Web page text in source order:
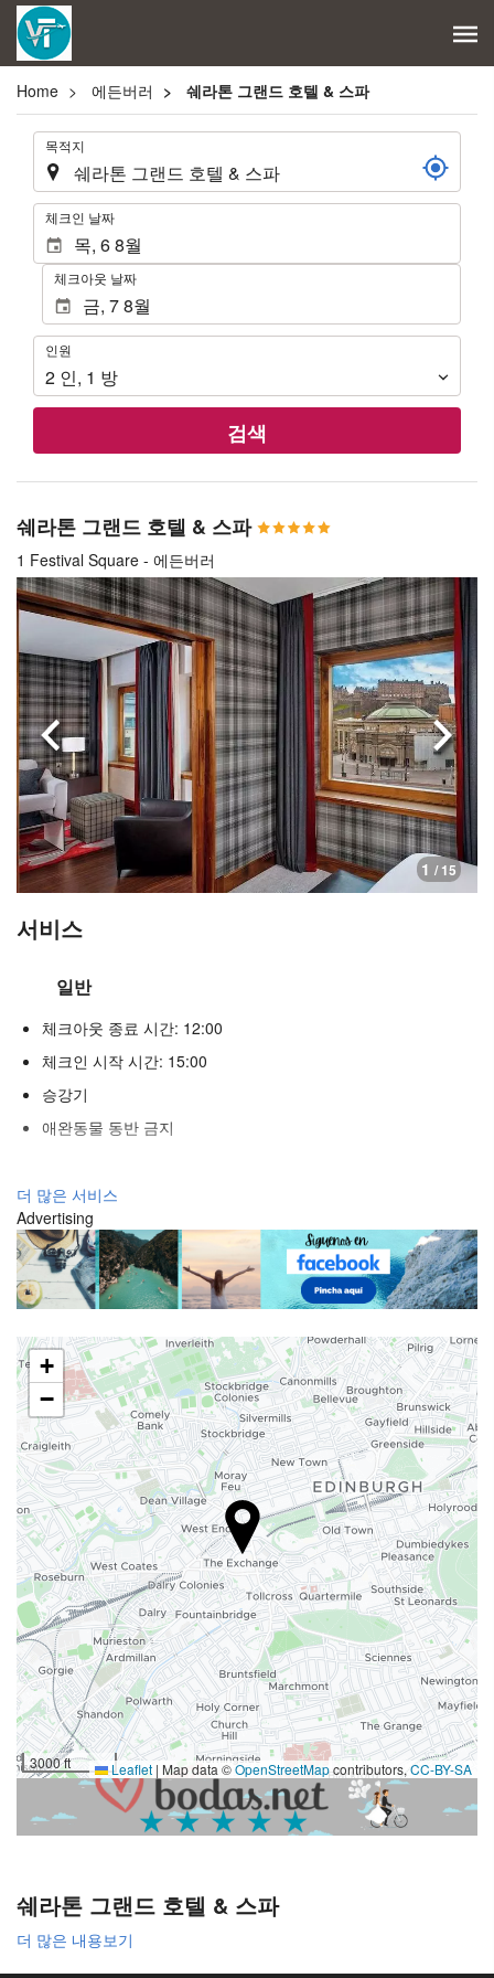
Home 에든버러 쉐라톤 그랜드 호텔 & 스파
. 목적지
. 체크인 날짜
체크아웃 날짜
인
원
인원
2 인, 1 방
검색
쉐라톤 그랜드 호텔 & 스파
1 Festival Square - 에든버러
1 / 15
이전으로 다음
서비스
일반
체크아웃 종료 시간: 12:00
체크인 시작 시간: 15:00
승강기
애완동물 동반 금지
웰니스
스파
터키식 목욕탕
사우나
푸드 & 베버리지
일품요리 레스토랑
바
구내 커피숍
리셉션 서비스
24시간 프런트 데스크
수하물 보관소
주차장
주차장
비즈니스 시설
비지니스쎈터
무료 Wi-Fi
하우스키핑 서비스
더 많은 서비스
Advertising
+
−
3000 ft Leaflet | Map data ©OpenStreetMapcontributors,CC-BY-SA
Advertising
쉐라톤 그랜드 호텔 & 스파
더 많은 내용보기